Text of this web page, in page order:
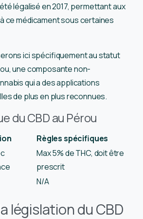
légalisé en 2017, permettant aux
ce médicament sous certaines
ici spécifiquement au statut
une composante non-
qui a des applications
de plus en plus reconnues.
du CBD au Pérou
Règles spécifiques
Max 5% de THC, doit être
prescrit
N/A
législation du CBD